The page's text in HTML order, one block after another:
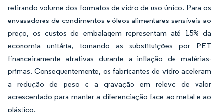
retirando volume dos formatos de vidro de uso único. Para os
envasadores de condimentos e óleos alimentares sensíveis ao
preço, os custos de embalagem representam até 15% da
economia unitária, tornando as substituições por PET
financeiramente atrativas durante a inflação de matérias-
primas. Consequentemente, os fabricantes de vidro aceleram
a redução de peso e a gravação em relevo de valor
acrescentado para manter a diferenciação face ao metal e ao
plástico.